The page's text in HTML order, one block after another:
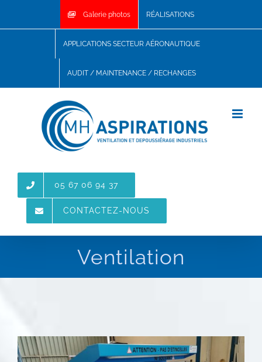
Galerie photos RÉALISATIONS
APPLICATIONS SECTEUR AÉRONAUTIQUE
AUDIT / MAINTENANCE / RECHANGES
05 67 06 94 37
CONTACTEZ-NOUS
Ventilation